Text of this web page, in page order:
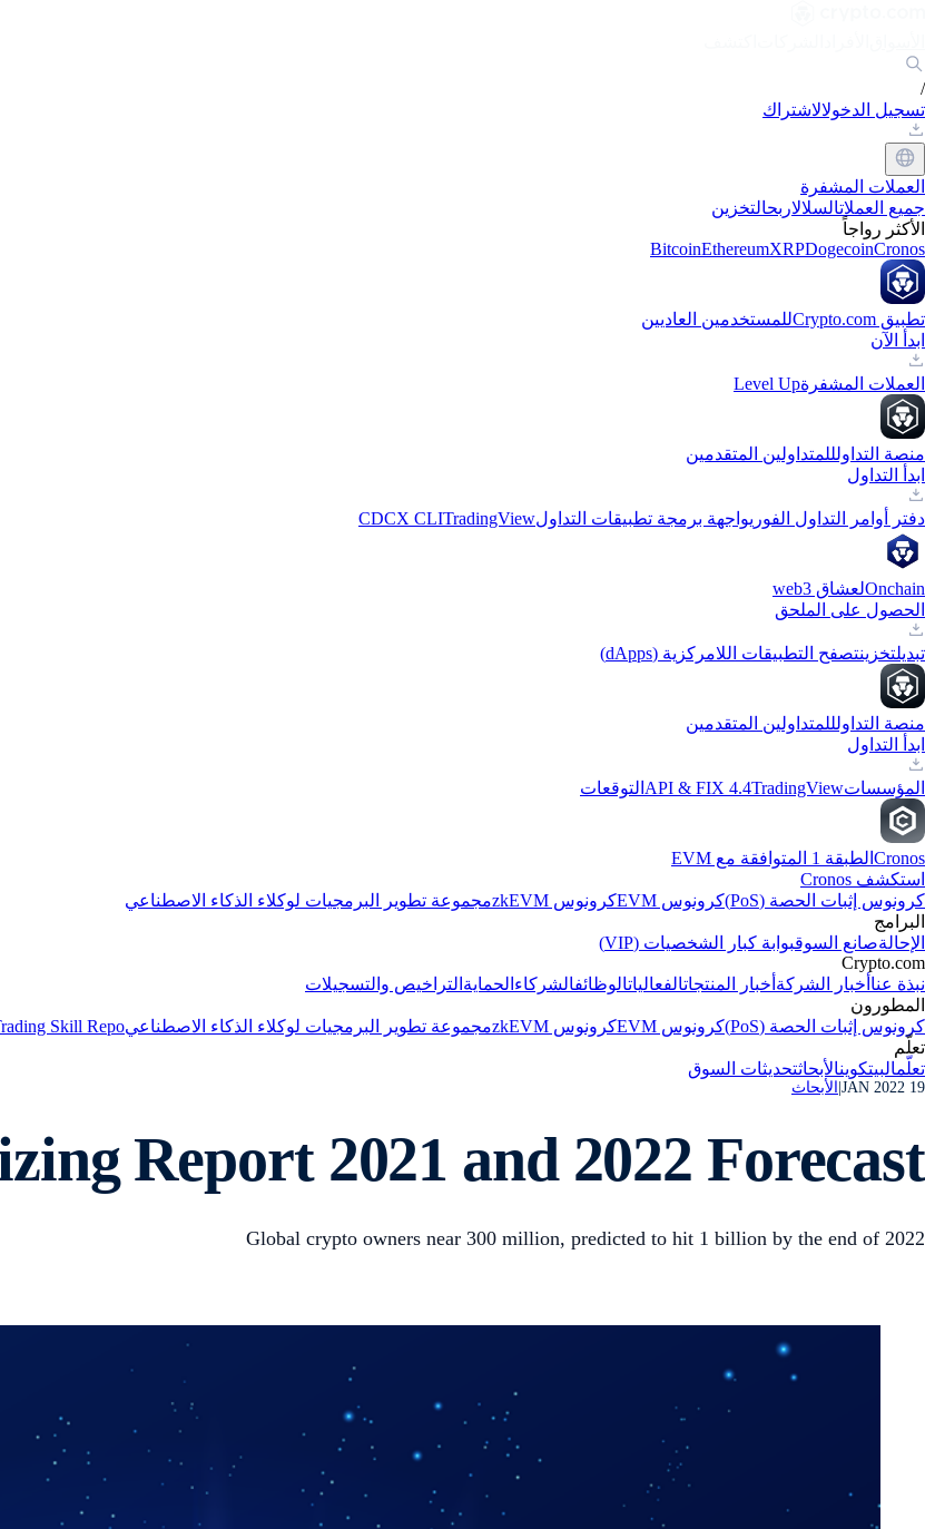
/
تسجيل الدخولالاشتراك
العملات المشفرة
جميع العملاتالسلالاربحالتخزين
الأكثر رواجاً
BitcoinEthereumXRPDogecoinCronos
تطبيق Crypto.com
للمستخدمين العاديين
ابدأ الآن
العملات المشفرةLevel Up
منصة التداولللمتداولين المتقدمين
ابدأ التداول
دفتر أوامر التداول الفوريواجهة برمجة تطبيقات التداول CDCX CLITradingView
Onchainلعشاق web3
الحصول على الملحق
تبديلتخزينتصفح التطبيقات اللامركزية (dApps)
منصة التداولللمتداولين المتقدمين
ابدأ التداول
المؤسسات API & FIX 4.4TradingView التوقعات
Cronos الطبقة 1 المتوافقة مع EVM
استكشف Cronos
كرونوس إثبات الحصة (PoS)
كرونوس EVM كرونوس zkEVM
مجموعة تطوير البرمجيات لوكلاء الذكاء الاصطناعي
البرامج
الإحالةصانع السوقبوابة كبار الشخصيات (VIP)
Crypto.com
نبذة عنا أخبار الشركة أخبار المنتجاتالفعالياتالوظائفالشركاء الحماية التراخيص والتسجيلات
المطورون
كرونوس إثبات الحصة (PoS)
كرونوس EVM كرونوس zkEVM مجموعة تطوير البرمجيات لوكلاء الذكاء الاصطناعيSkill Repo
تعلّم
تعلّمالبيتكوينالأبحاثتحديثات السوق
19 JAN 2022 الأبحاث
Report 2021 and 2022 Forecast
Global crypto owners near 300 million, predicted to hit 1 billion by the end of 2022